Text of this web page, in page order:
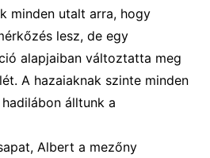
minden utalt arra, hogy
lesz, de egy
alapjaiban változtatta meg
A hazaiaknak szinte minden
álltunk a
Albert a mezőny